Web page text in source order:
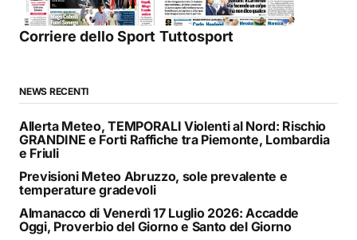
Corriere dello Sport Tuttosport
NEWS RECENTI
Allerta Meteo, TEMPORALI Violenti al Nord: Rischio
GRANDINE e Forti Raffiche tra Piemonte, Lombardia
e Friuli
Previsioni Meteo Abruzzo, sole prevalente e
temperature gradevoli
Almanacco di Venerdì 17 Luglio 2026: Accadde
Oggi, Proverbio del Giorno e Santo del Giorno